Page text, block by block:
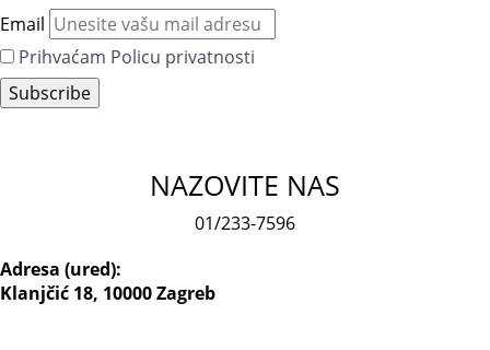
Email
Prihvaćam Policu privatnosti
NAZOVITE NAS
01/233-7596
Adresa (ured):
Klanjčić 18, 10000 Zagreb